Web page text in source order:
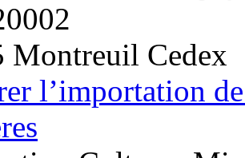
Montreuil Cedex
l’importation de